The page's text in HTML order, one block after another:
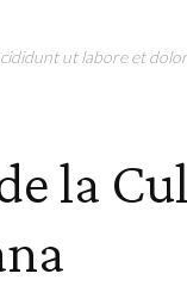
ut labore et
la